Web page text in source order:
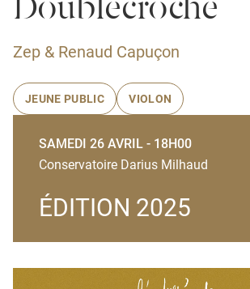
Zep & Renaud Capuçon
JEUNE PUBLIC VIOLON
SAMEDI 26 AVRIL - 18H00
Conservatoire Darius Milhaud
ÉDITION 2025